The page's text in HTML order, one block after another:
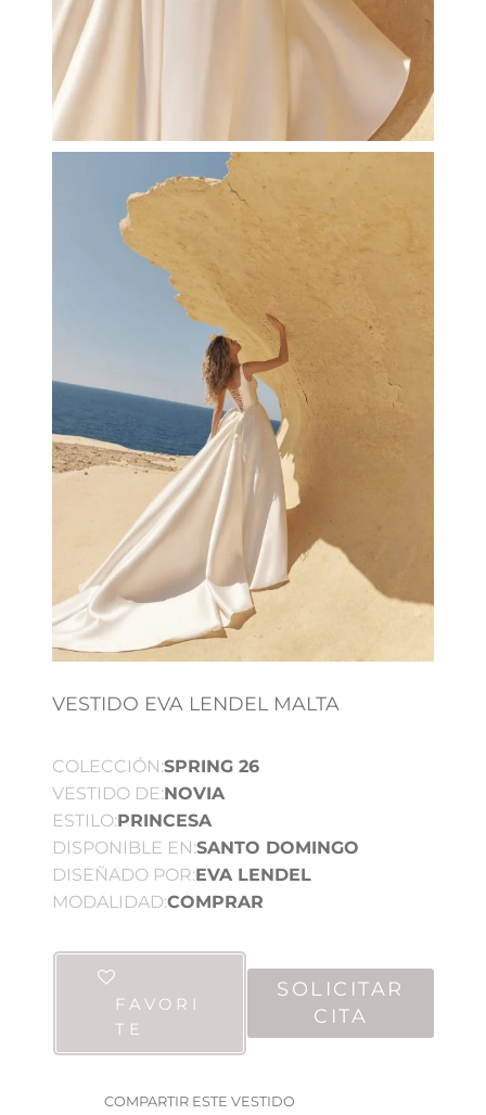
VESTIDO EVA LENDEL MALTA
COLECCIÓN:SPRING 26
VESTIDO DE:NOVIA
ESTILO:PRINCESA
DISPONIBLE EN:SANTO DOMINGO
DISEÑADO POR:EVA LENDEL
MODALIDAD:COMPRAR
FAVORI
TE
SOLICITAR
CITA
COMPARTIR ESTE VESTIDO